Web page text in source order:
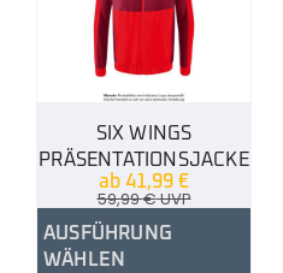
SIX WINGS
PRÄSENTATIONSJACKE
ab 41,99 €
59,99€UVP
AUSFÜHRUNG
WÄHLEN